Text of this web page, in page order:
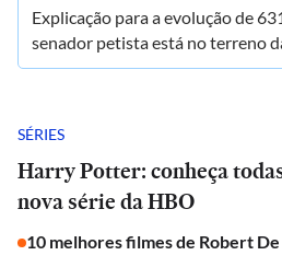
Explicação para a evolução de
senador petista está no terreno
SÉRIES
Harry Potter: conheça
nova série da HBO
10 melhores filmes de Robert